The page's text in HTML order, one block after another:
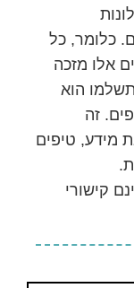
כלומר, כל
אלו מזכה
הוא
זה
מידע, טיפים
קישורי